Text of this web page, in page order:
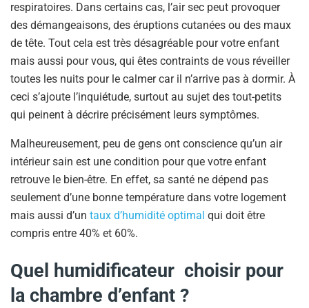
respiratoires. Dans certains cas, l’air sec peut provoquer
des démangeaisons, des éruptions cutanées ou des maux
de tête. Tout cela est très désagréable pour votre enfant
mais aussi pour vous, qui êtes contraints de vous réveiller
toutes les nuits pour le calmer car il n’arrive pas à dormir. À
ceci s’ajoute l’inquiétude, surtout au sujet des tout-petits
qui peinent à décrire précisément leurs symptômes.
Malheureusement, peu de gens ont conscience qu’un air
intérieur sain est une condition pour que votre enfant
retrouve le bien-être. En effet, sa santé ne dépend pas
seulement d’une bonne température dans votre logement
mais aussi d’un taux d’humidité optimal qui doit être
compris entre 40% et 60%.
Quel humidificateur choisir pour
la chambre d’enfant ?